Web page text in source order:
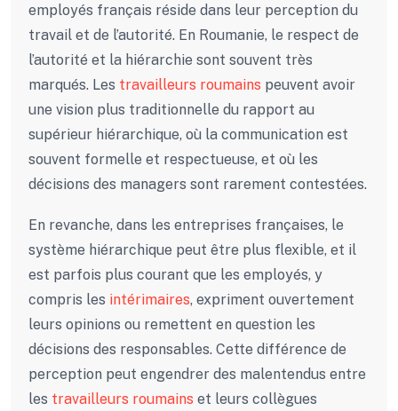
employés français réside dans leur perception du
travail et de l’autorité. En Roumanie, le respect de
l’autorité et la hiérarchie sont souvent très
marqués. Les travailleurs roumains peuvent avoir
une vision plus traditionnelle du rapport au
supérieur hiérarchique, où la communication est
souvent formelle et respectueuse, et où les
décisions des managers sont rarement contestées.
En revanche, dans les entreprises françaises, le
système hiérarchique peut être plus flexible, et il
est parfois plus courant que les employés, y
compris les intérimaires, expriment ouvertement
leurs opinions ou remettent en question les
décisions des responsables. Cette différence de
perception peut engendrer des malentendus entre
les travailleurs roumains et leurs collègues